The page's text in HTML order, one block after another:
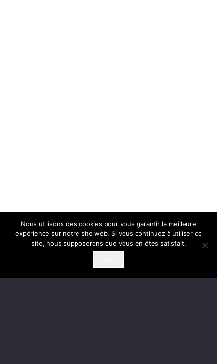
Nous utilisons des cookies pour vous garantir la meilleure
expérience sur notre site web. Si vous continuez à utiliser ce
site, nous supposerons que vous en êtes satisfait.